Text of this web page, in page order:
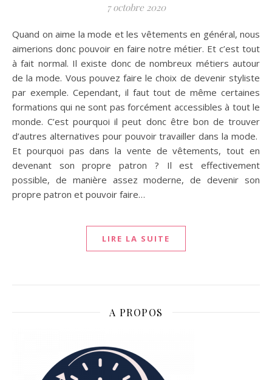
7 octobre 2020
Quand on aime la mode et les vêtements en général, nous
aimerions donc pouvoir en faire notre métier. Et c’est tout
à fait normal. Il existe donc de nombreux métiers autour
de la mode. Vous pouvez faire le choix de devenir styliste
par exemple. Cependant, il faut tout de même certaines
formations qui ne sont pas forcément accessibles à tout le
monde. C’est pourquoi il peut donc être bon de trouver
d’autres alternatives pour pouvoir travailler dans la mode.
Et pourquoi pas dans la vente de vêtements, tout en
devenant son propre patron ? Il est effectivement
possible, de manière assez moderne, de devenir son
propre patron et pouvoir faire…
LIRE LA SUITE
A PROPOS